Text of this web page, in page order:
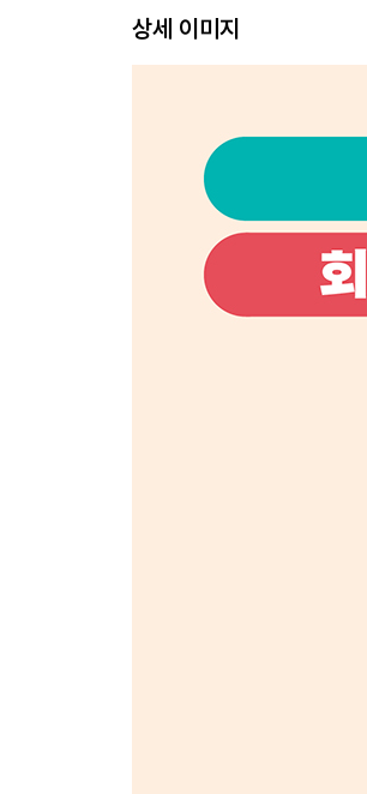
011 워크시트 이동/복사/삭제
012 워크시트 보호하기
015 한자/기호 입력하기
016 노트 삽입 및 편집하기
017 데이터 수정 및 행 삽입
018 채우기 핸들로 데이터 채
019 빠른 채우기로 신속하게
020 데이터 유효성 검사로 한
024 글꼴 그룹에서 서식 지
025 맞춤, 표시 형식 그룹에
026 문자, 숫자 데이터 표시
027 숫자를 한글로 표시하는
028 숫자 데이터 표시 형식
029 숫자 백만 단위 이하 자
030 요일과 누적 시간에 사
031 셀 강조와 상위/하위 규
032 색조, 아이콘으로 조건
상세 이미지